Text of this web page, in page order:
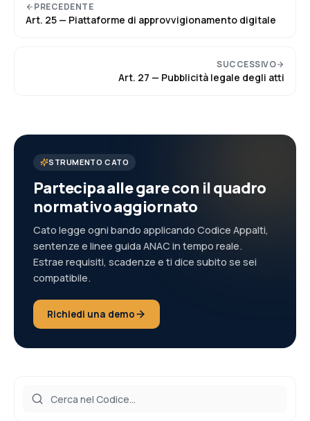
PRECEDENTE
Art. 25 — Piattaforme di approvvigionamento digitale
SUCCESSIVO
Art. 27 — Pubblicità legale degli atti
STRUMENTO CATO
Partecipa alle gare con il quadro
normativo aggiornato
Cato legge ogni bando applicando Codice Appalti,
sentenze e linee guida ANAC in tempo reale.
Estrae requisiti, scadenze e ti dice subito se sei
compatibile.
Richiedi una demo